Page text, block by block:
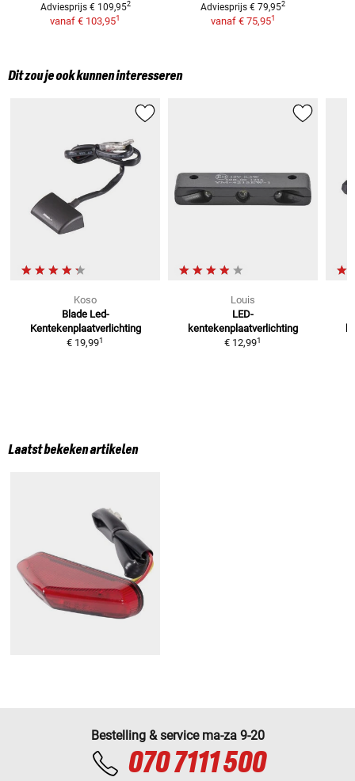
Adviesprijs € 109,952
vanaf € 103,951
Adviesprijs € 79,952
vanaf € 75,951
Dit zou je ook kunnen interesseren
Koso
Blade Led-
Kentekenplaatverlichting
€ 19,991
Louis
LED-
kentekenplaatverlichting
€ 12,991
Laatst bekeken artikelen
Bestelling & service ma-za 9-20
070 7111 500